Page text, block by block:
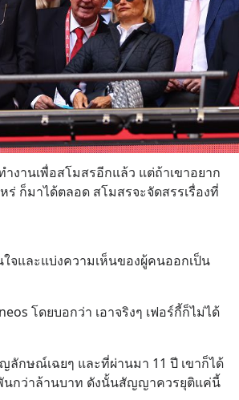
ำงานเพื่อสโมสรอีกแล้ว แต่ถ้าเขาอยาก
ร่ ก็มาได้ตลอด สโมสรจะจัดสรรเรื่องที่
จและแบ่งความเห็นของผู้คนออกเป็น
โดยบอกว่า เอาจริงๆ เฟอร์กี้ก็ไม่ได้
ลักษณ์เฉยๆ และที่ผ่านมา 11 ปี เขาก็ได้
นกว่าล้านบาท ดังนั้นสัญญาควรยุติแค่นี้